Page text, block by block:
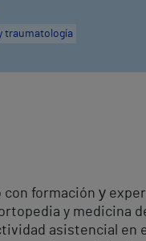
traumatología
con formación у
y medicina
asistencial en